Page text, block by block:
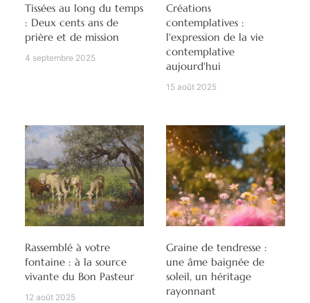
Tissées au long du temps
: Deux cents ans de
prière et de mission
4 septembre 2025
Créations
contemplatives :
l'expression de la vie
contemplative
aujourd'hui
15 août 2025
Rassemblé à votre
fontaine : à la source
vivante du Bon Pasteur
12 août 2025
Graine de tendresse :
une âme baignée de
soleil, un héritage
rayonnant